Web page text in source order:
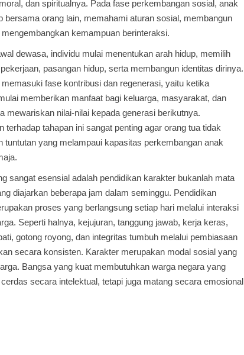
dan spiritualnya. Pada fase perkembangan sosial, anak
bersama orang lain, memahami aturan sosial, membangun
kemampuan berinteraksi.
dewasa, individu mulai menentukan arah hidup, memilih
pasangan hidup, serta membangun identitas dirinya.
memasuki fase kontribusi dan regenerasi, yaitu ketika
memberikan manfaat bagi keluarga, masyarakat, dan
mewariskan nilai-nilai kepada generasi berikutnya.
terhadap tahapan ini sangat penting agar orang tua tidak
tuntutan yang melampaui kapasitas perkembangan anak
sangat esensial adalah pendidikan karakter bukanlah mata
diajarkan beberapa jam dalam seminggu. Pendidikan
proses yang berlangsung setiap hari melalui interaksi
Seperti halnya, kejujuran, tanggung jawab, kerja keras,
gotong royong, dan integritas tumbuh melalui pembiasaan
secara konsisten. Karakter merupakan modal sosial yang
Bangsa yang kuat membutuhkan warga negara yang
secara intelektual, tetapi juga matang secara emosional